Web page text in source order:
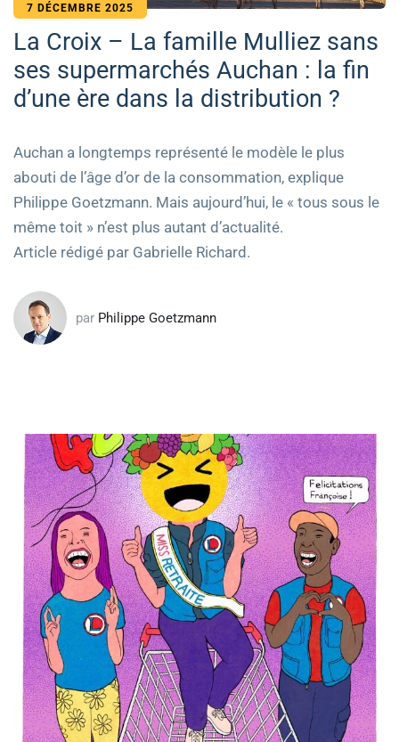
7 DÉCEMBRE 2025
La Croix – La famille Mulliez sans
ses supermarchés Auchan : la fin
d’une ère dans la distribution ?
Auchan a longtemps représenté le modèle le plus
abouti de l’âge d’or de la consommation, explique
Philippe Goetzmann. Mais aujourd’hui, le « tous sous le
même toit » n’est plus autant d’actualité.
Article rédigé par Gabrielle Richard.
par Philippe Goetzmann